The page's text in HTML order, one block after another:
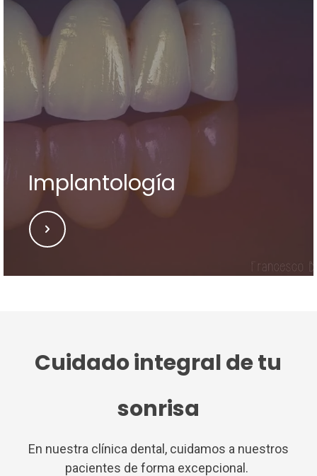
Implantología
Cuidado integral detu
sonrisa
En nuestra clínica dental, cuidamos a nuestros
pacientes de forma excepcional.